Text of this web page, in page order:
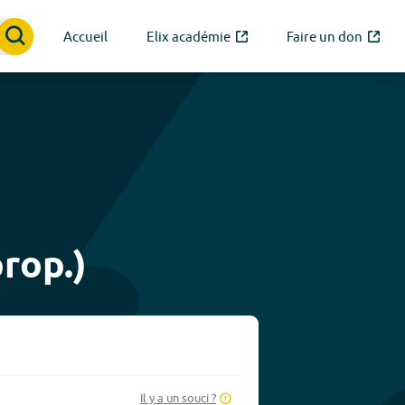
Accueil Elix académie Faire un don
Il y a un souci ?